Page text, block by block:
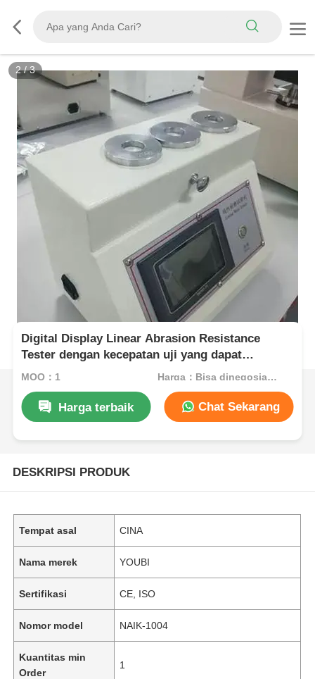
3/3
Digital Display Linear Abrasion Resistance
Tester dengan kecepatan uji yang dapat
disesuaikan dan beberapa mode uji
MOQ：1 Harga：Bisa dinegosiasikan
Harga terbaik Chat Sekarang
DESKRIPSI PRODUK
Tempat asal CINA
Nama merek YOUBI
Sertifikasi CE, ISO
Nomor model NAIK-1004
Kuantitas min
Order
1